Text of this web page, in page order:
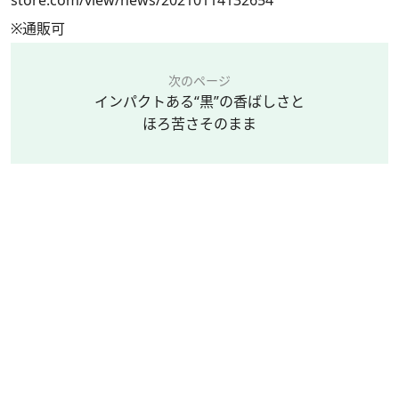
※通販可
次のページ
インパクトある“黒”の香ばしさと
ほろ苦さそのまま